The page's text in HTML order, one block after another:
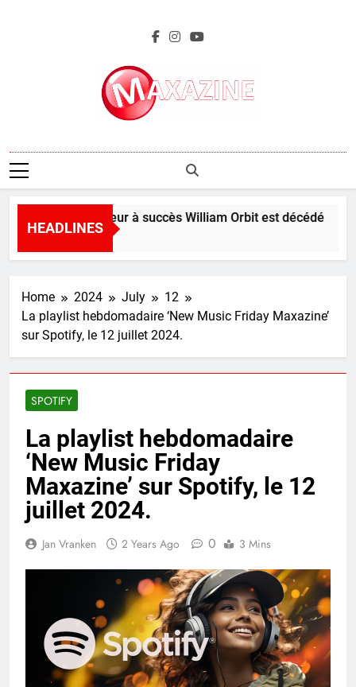
Maxazine.fr
HEADLINES
Le producteur à succès William Orbit est décédé
12 Hours Ago
Home 2024 July
12
La playlist hebdomadaire ‘New Music Friday Maxazine’
sur Spotify, le 12 juillet 2024.
SPOTIFY
La playlist hebdomadaire
‘New Music Friday
Maxazine’ sur Spotify, le 12
juillet 2024.
Jan Vranken 2 Years Ago 0 3 Mins